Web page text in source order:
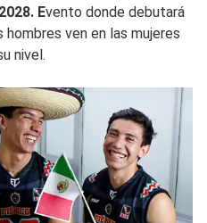
Evento donde debutará
hombres ven en las mujeres
nivel.